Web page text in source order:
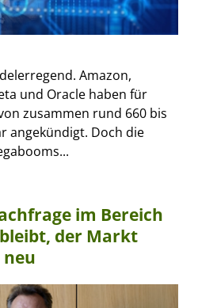
Amazon,
und Oracle haben für
zusammen rund 660 bis
angekündigt. Doch die
im Bereich
der Markt